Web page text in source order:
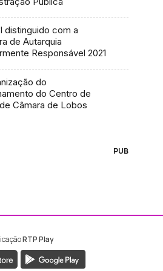
distinguido com a
de Autarquia
Responsável 2021
do
do Centro de
Câmara de Lobos
PUB
Madeira
RTP Play